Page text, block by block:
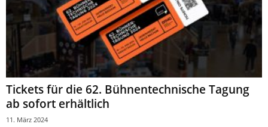
Tickets für die 62. Bühnentechnische Tagung
ab sofort erhältlich
11. März 2024